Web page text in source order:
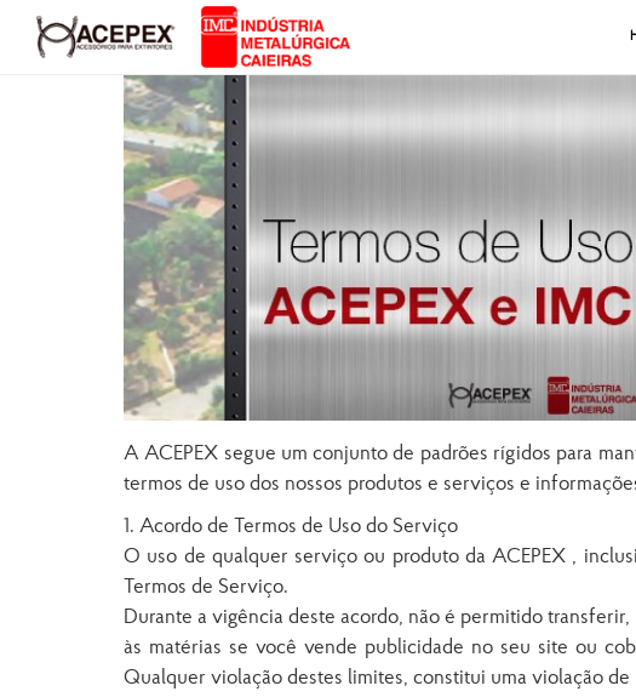
A ACEPEX segue um conjunto de padrões rígidos para
termos de uso dos nossos produtos e serviços e
1. Acordo de Termos de Uso do Serviço
O uso de qualquer serviço ou produto da ACEPEX ,
Termos de Serviço.
Durante a vigência deste acordo, não é permitido
às matérias se você vende publicidade no seu site ou
Qualquer violação destes limites, constitui uma violação de